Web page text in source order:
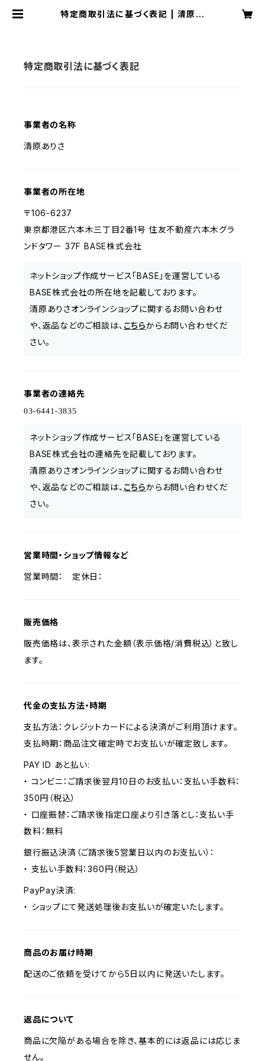
特定商取引法に基づく表記 | 清原あ
特定商取引法に基づく表記
事業者の名称
清原ありさ
事業者の所在地
〒106-6237
東京都港区六本木三丁目2番1号 住友不動産六本木グラ
ンドタワー 37F BASE株式会社
ネットショップ作成サービス「BASE」を運営している
BASE株式会社の所在地を記載しております。
清原ありさオンラインショップに関するお問い合わせ
や、返品などのご相談は、 こちらからお問い合わせくだ
さい。
事業者の連絡先
ネットショップ作成サービス「BASE」を運営している
BASE株式会社の連絡先を記載しております。
清原ありさオンラインショップに関するお問い合わせ
や、返品などのご相談は、 こちらからお問い合わせくだ
さい。
営業時間・ショップ情報など
営業時間： 定休日：
販売価格
販売価格は、表示された金額（表示価格/消費税込）と致し
ます。
代金の支払方法・時期
支払方法：クレジットカードによる決済がご利用頂けます。
支払時期：商品注文確定時でお支払いが確定致します。
PAY ID あと払い:
・ コンビニ：ご請求後翌月10日のお支払い：支払い手数料：
350円（税込）
・ 口座振替：ご請求後指定口座より引き落とし：支払い手
数料：無料
銀行振込決済（ご請求後5営業日以内のお支払い）：
・ 支払い手数料：360円（税込）
PayPay決済:
・ ショップにて発送処理後お支払いが確定いたします。
商品のお届け時期
配送のご依頼を受けてから5日以内に発送いたします。
返品について
商品に欠陥がある場合を除き、基本的には返品には応じま
せん。